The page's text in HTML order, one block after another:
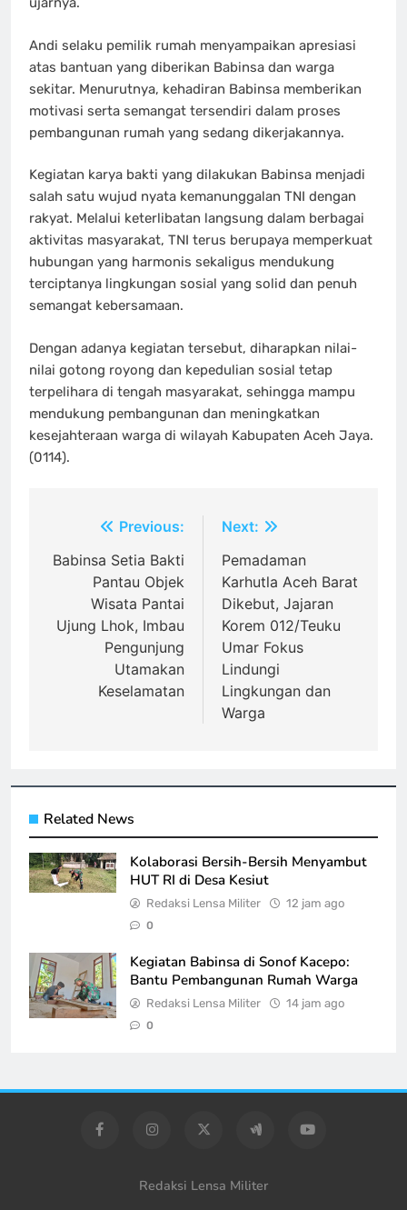
Andi selaku pemilik rumah menyampaikan apresiasi
atas bantuan yang diberikan Babinsa dan warga
sekitar. Menurutnya, kehadiran Babinsa memberikan
motivasi serta semangat tersendiri dalam proses
pembangunan rumah yang sedang dikerjakannya.
Kegiatan karya bakti yang dilakukan Babinsa menjadi
salah satu wujud nyata kemanunggalan TNI dengan
rakyat. Melalui keterlibatan langsung dalam berbagai
aktivitas masyarakat, TNI terus berupaya memperkuat
hubungan yang harmonis sekaligus mendukung
terciptanya lingkungan sosial yang solid dan penuh
semangat kebersamaan.
Dengan adanya kegiatan tersebut, diharapkan nilai-
nilai gotong royong dan kepedulian sosial tetap
terpelihara di tengah masyarakat, sehingga mampu
mendukung pembangunan dan meningkatkan
kesejahteraan warga di wilayah Kabupaten Aceh Jaya.
(0114).
Navigasi
pos
Previous:
Babinsa Setia Bakti
Pantau Objek
Wisata Pantai
Ujung Lhok, Imbau
Pengunjung
Utamakan
Keselamatan
Next:
Pemadaman
Karhutla Aceh Barat
Dikebut, Jajaran
Korem 012/Teuku
Umar Fokus
Lindungi
Lingkungan dan
Warga
Related News
Kolaborasi Bersih-Bersih Menyambut
HUT RI di Desa Kesiut
Redaksi Lensa Militer 12 jam ago
0
Kegiatan Babinsa di Sonof Kacepo:
Bantu Pembangunan Rumah Warga
Redaksi Lensa Militer 14 jam ago
0
Redaksi Lensa Militer